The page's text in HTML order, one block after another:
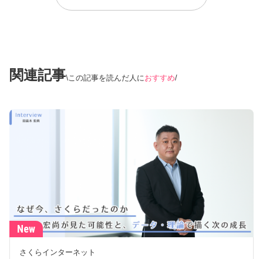
関連記事 この記事を読んだ人に おすすめ
New
さくらインターネット